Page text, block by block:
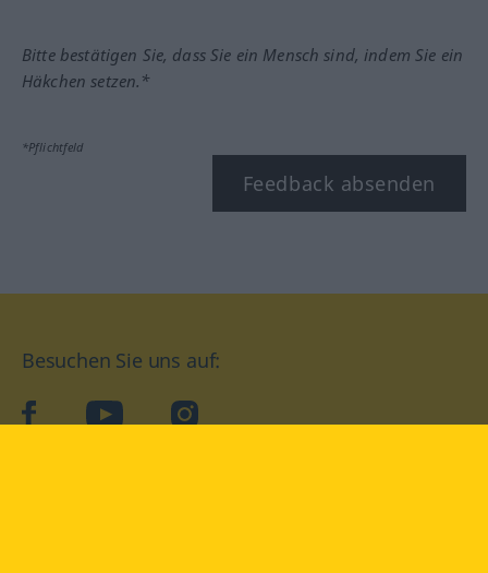
Bitte bestätigen Sie, dass Sie ein Mensch sind, indem Sie ein
Häkchen setzen.*
*Pflichtfeld
Feedback absenden
Besuchen Sie uns auf:
facebookYouTube Instagram